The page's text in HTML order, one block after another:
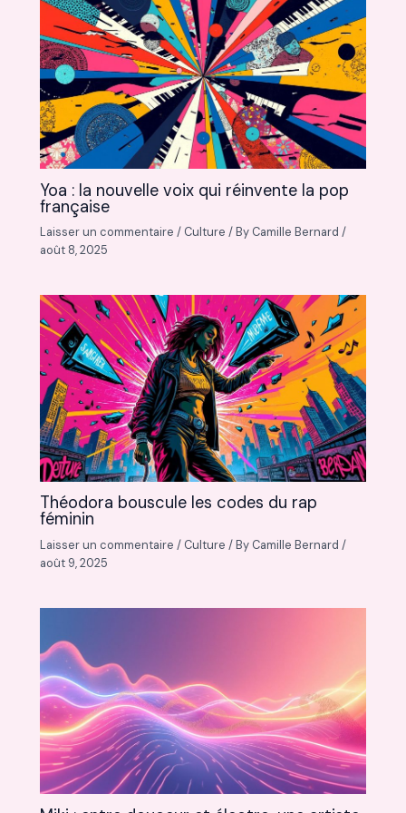
Yoa : la nouvelle voix qui réinvente la pop
française
Laisser un commentaire / Culture / By Camille Bernard/
août 8, 2025
Théodora bouscule les codes du rap
féminin
Laisser un commentaire / Culture / By Camille Bernard/
août 9, 2025